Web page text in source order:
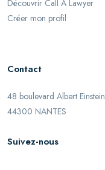
Découvrir Call A Lawyer
Créer mon profil
Contact
48 boulevard Albert Einstein
44300 NANTES
Suivez-nous